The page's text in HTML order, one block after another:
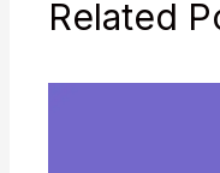
Related